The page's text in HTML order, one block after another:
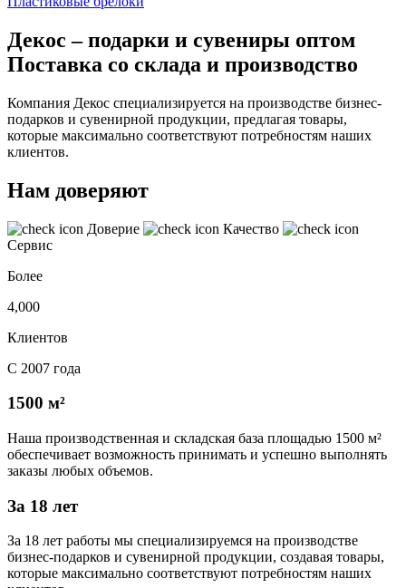
Декос – подарки и сувениры оптом
Поставка со склада и производство
Компания Декос специализируется на производстве бизнес-
подарков и сувенирной продукции, предлагая товары,
которые максимально соответствуют потребностям наших
клиентов.
Нам доверяют
Доверие
Качество
Сервис
Более
4,000
Клиентов
С 2007 года
1500 м²
Наша производственная и складская база площадью 1500 м²
обеспечивает возможность принимать и успешно выполнять
заказы любых объемов.
За 18 лет
За 18 лет работы мы специализируемся на производстве
бизнес-подарков и сувенирной продукции, создавая товары,
которые максимально соответствуют потребностям наших